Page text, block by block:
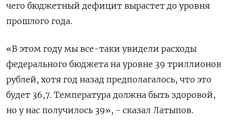
чего бюджетный дефицит вырастет до уровня
прошлого года.
«В этом году мы все-таки увидели расходы
федерального бюджета на уровне 39 триллионов
рублей, хотя год назад предполагалось, что это
будет 36,7. Температура должна быть здоровой,
но у нас получилось 39», - сказал Латыпов.